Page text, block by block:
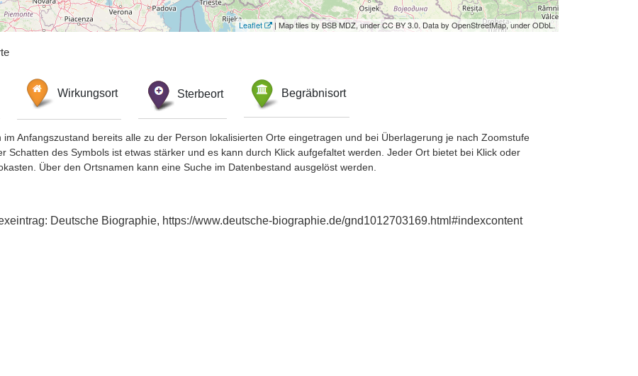
Leaflet | Map tiles by BSB MDZ, under CC BY 3.0. Data by OpenStreetMap, under ODbL.
Wirkungsort Sterbeort Begräbnisort
im Anfangszustand bereits alle zu der Person lokalisierten Orte eingetragen und bei Überlagerung je nach Zoomstufe
Schatten des Symbols ist etwas stärker und es kann durch Klick aufgefaltet werden. Jeder Ort bietet bei Klick oder
Über den Ortsnamen kann eine Suche im Datenbestand ausgelöst werden.
Deutsche Biographie, https://www.deutsche-biographie.de/gnd1012703169.html#indexcontent